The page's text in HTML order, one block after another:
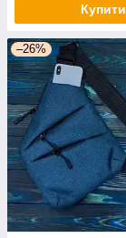
Купити
–26%